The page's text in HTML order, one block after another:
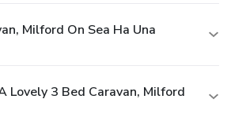
Milford On Sea Ha Una
Lovely 3 Bed Caravan, Milford